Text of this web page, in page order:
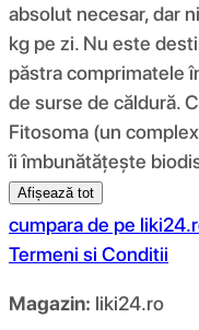
absolut necesar, dar
kg pe zi. Nu este
păstra comprimatele
de surse de căldură.
Fitosoma (un
îi îmbunătățește
Afișează tot
cumpara de pe
Termeni si Conditii
Magazin: liki24.ro